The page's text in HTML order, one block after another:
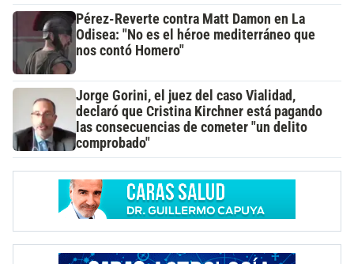
Pérez-Reverte contra Matt Damon en La
Odisea: "No es el héroe mediterráneo que
nos contó Homero"
Jorge Gorini, el juez del caso Vialidad,
declaró que Cristina Kirchner está pagando
las consecuencias de cometer "un delito
comprobado"